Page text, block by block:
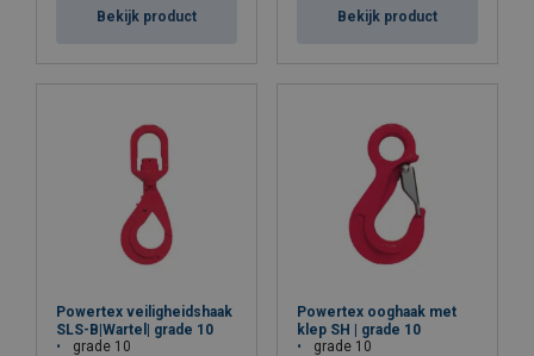
Bekijk product Bekijk product
Powertex veiligheidshaak
SLS-B|Wartel| grade 10
grade 10
Powertex ooghaak met
klep SH | grade 10
grade 10